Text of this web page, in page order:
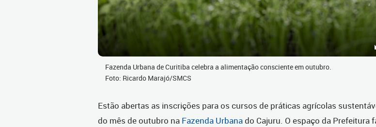
Fazenda Urbana de Curitiba celebra a alimentação consciente em outubro.
Foto: Ricardo Marajó/SMCS
Estão abertas as inscrições para os cursos de práticas agrícolas
do mês de outubro na Fazenda Urbanado Cajuru. O espaço da Prefeitura